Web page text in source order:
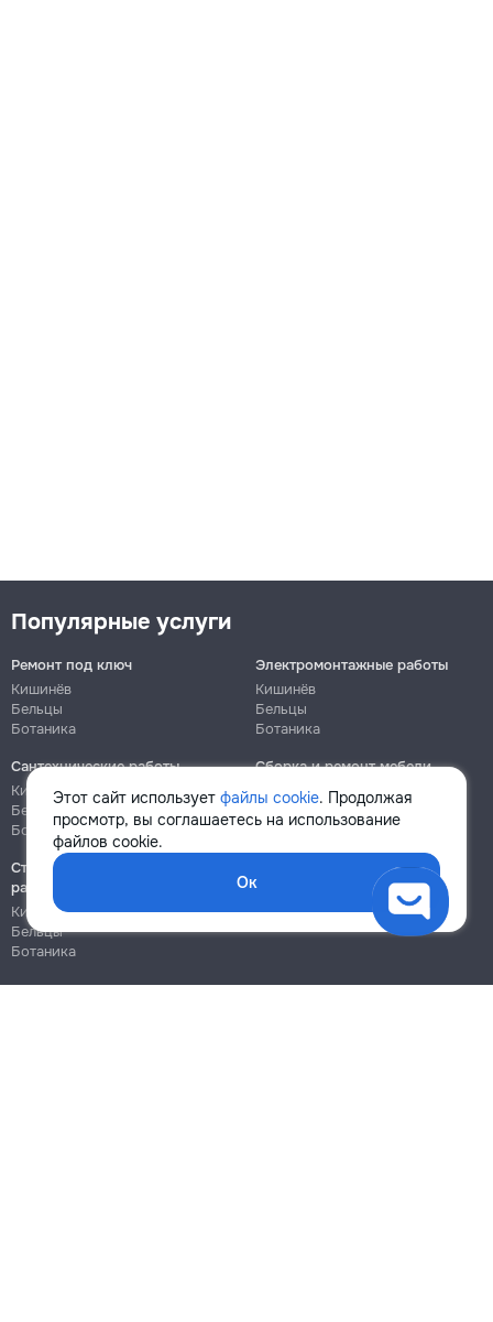
Этот сайт использует файлы cookie. Продолжая
просмотр, вы соглашаетесь на использование
файлов cookie.
Ок
Популярные услуги
Ремонт под ключ
Кишинёв
Бельцы
Ботаника
Электромонтажные работы
Кишинёв
Бельцы
Ботаника
Сантехнические работы
Кишинёв
Бельцы
Ботаника
Сборка и ремонт мебели
Кишинёв
Ботаника
Строительно-монтажные
работы
Кишинёв
Бельцы
Ботаника